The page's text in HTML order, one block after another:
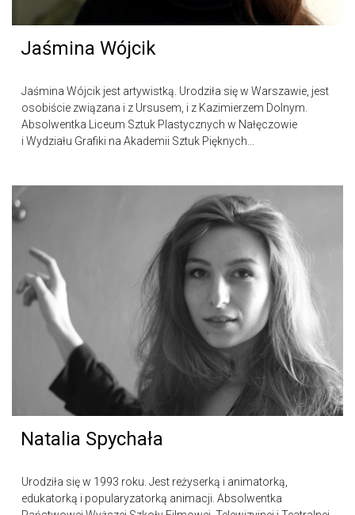
Jaśmina Wójcik
Jaśmina Wójcik jest artywistką. Urodziła się w Warszawie, jest
osobiście związana i z Ursusem, i z Kazimierzem Dolnym.
Absolwentka Liceum Sztuk Plastycznych w Nałęczowie
i Wydziału Grafiki na Akademii Sztuk Pięknych…
Natalia Spychała
Urodziła się w 1993 roku. Jest reżyserką i animatorką,
edukatorką i popularyzatorką animacji. Absolwentka